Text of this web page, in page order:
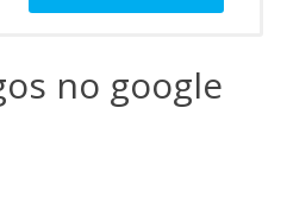
no google